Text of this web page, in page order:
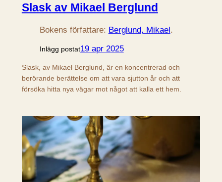
Slask av Mikael Berglund
Bokens författare: Berglund, Mikael.
Inlägg postat19 apr 2025
Slask, av Mikael Berglund, är en koncentrerad och
berörande berättelse om att vara sjutton år och att
försöka hitta nya vägar mot något att kalla ett hem.